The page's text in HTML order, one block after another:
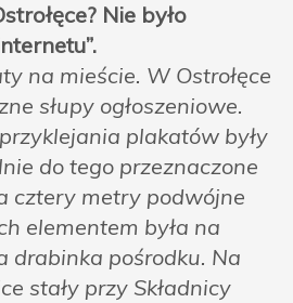
Nie było
na mieście. W Ostrołęce
słupy ogłoszeniowe.
plakatów były
do tego przeznaczone
cztery metry podwójne
elementem była na
drabinka pośrodku. Na
stały przy Składnicy